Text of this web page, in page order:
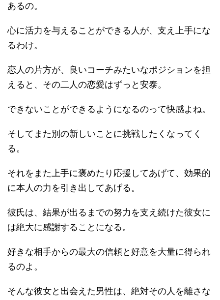
あるの。
心に活力を与えることができる人が、支え上手にな
るわけ。
恋人の片方が、良いコーチみたいなポジションを担
えると、その二人の恋愛はずっと安泰。
できないことができるようになるのって快感よね。
そしてまた別の新しいことに挑戦したくなってく
る。
それをまた上手に褒めたり応援してあげて、効果的
に本人の力を引き出してあげる。
彼氏は、結果が出るまでの努力を支え続けた彼女に
は絶大に感謝することになる。
好きな相手からの最大の信頼と好意を大量に得られ
るのよ。
そんな彼女と出会えた男性は、絶対その人を離さな